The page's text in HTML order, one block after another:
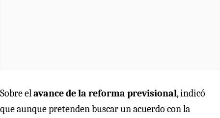
Sobre elavance de la reforma previsional, indicó
que aunque pretenden buscar un acuerdo con la